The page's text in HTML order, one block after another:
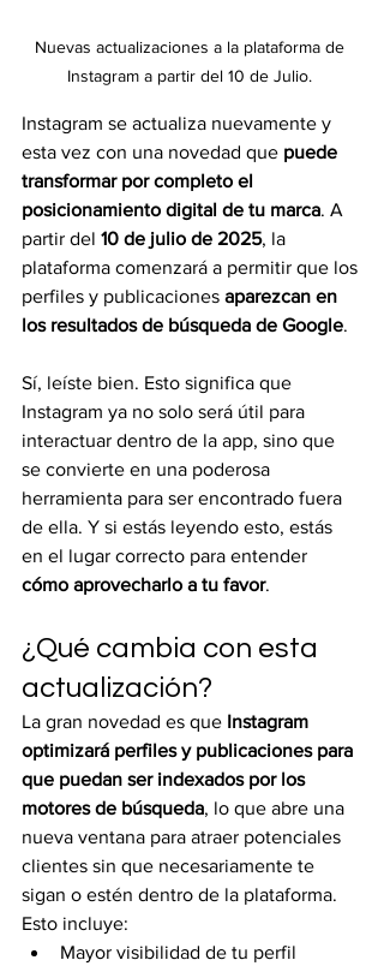
Nuevas actualizaciones a la plataforma de
Instagram a partir del 10 de Julio.
Instagram se actualiza nuevamente y
esta vez con una novedad que puede
transformar por completo el
posicionamiento digital de tu marca. A
partir del 10 de julio de 2025, la
plataforma comenzará a permitir que los
perfiles y publicaciones aparezcan en
los resultados de búsqueda de Google.
Sí, leíste bien. Esto significa que
Instagram ya no solo será útil para
interactuar dentro de la app, sino que
se convierte en una poderosa
herramienta para ser encontrado fuera
de ella. Y si estás leyendo esto, estás
en el lugar correcto para entender
cómo aprovecharlo a tu favor.
¿Qué cambia con esta
actualización?
La gran novedad es que Instagram
optimizará perfiles y publicaciones para
que puedan ser indexados por los
motores de búsqueda, lo que abre una
nueva ventana para atraer potenciales
clientes sin que necesariamente te
sigan o estén dentro de la plataforma.
Esto incluye:
Mayor visibilidad de tu perfil